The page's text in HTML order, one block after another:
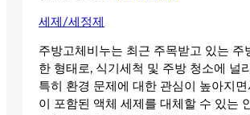
세제/세정제
주방고체비누는 최근 주목받고 있는 주
한 형태로, 식기세척 및 주방 청소에 널
특히 환경 문제에 대한 관심이 높아지면
이 포함된 액체 세제를 대체할 수 있는